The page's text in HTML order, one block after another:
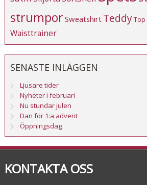
strumporSweatshirt TeddyTop
Waisttrainer
SENASTE INLÄGGEN
Ljusare tider
Nyheter i februari
Nu stundar julen
Dan för 1:a advent
Öppningsdag
KONTAKTA OSS